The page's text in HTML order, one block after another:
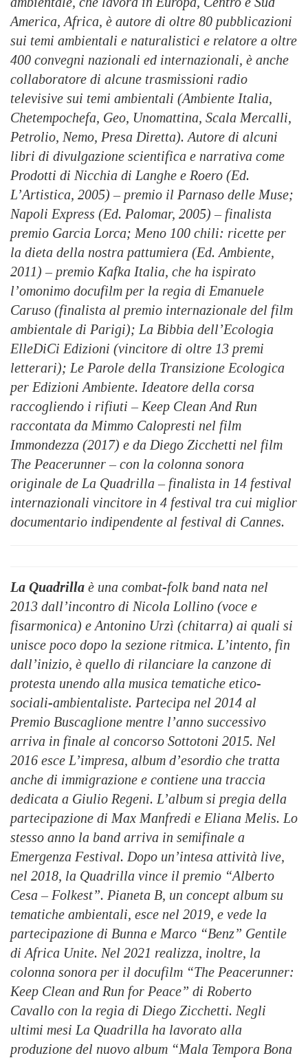
America, Africa, è autore di oltre 80 pubblicazioni
sui temi ambientali e naturalistici e relatore a oltre
400 convegni nazionali ed internazionali, è anche
collaboratore di alcune trasmissioni radio
televisive sui temi ambientali (Ambiente Italia,
Chetempochefa, Geo, Unomattina, Scala Mercalli,
Petrolio, Nemo, Presa Diretta). Autore di alcuni
libri di divulgazione scientifica e narrativa come
Prodotti di Nicchia di Langhe e Roero (Ed.
L’Artistica, 2005) – premio il Parnaso delle Muse;
Napoli Express (Ed. Palomar, 2005) – finalista
premio Garcia Lorca; Meno 100 chili: ricette per
la dieta della nostra pattumiera (Ed. Ambiente,
2011) – premio Kafka Italia, che ha ispirato
l’omonimo docufilm per la regia di Emanuele
Caruso (finalista al premio internazionale del film
ambientale di Parigi); La Bibbia dell’Ecologia
ElleDiCi Edizioni (vincitore di oltre 13 premi
letterari); Le Parole della Transizione Ecologica
per Edizioni Ambiente. Ideatore della corsa
raccogliendo i rifiuti – Keep Clean And Run
raccontata da Mimmo Calopresti nel film
Immondezza (2017) e da Diego Zicchetti nel film
The Peacerunner – con la colonna sonora
originale de La Quadrilla – finalista in 14 festival
internazionali vincitore in 4 festival tra cui miglior
documentario indipendente al festival di Cannes.
La Quadrilla è una combat-folk band nata nel
2013 dall’incontro di Nicola Lollino (voce e
fisarmonica) e Antonino Urzì (chitarra) ai quali si
unisce poco dopo la sezione ritmica. L’intento, fin
dall’inizio, è quello di rilanciare la canzone di
protesta unendo alla musica tematiche etico-
sociali-ambientaliste. Partecipa nel 2014 al
Premio Buscaglione mentre l’anno successivo
arriva in finale al concorso Sottotoni 2015. Nel
2016 esce L’impresa, album d’esordio che tratta
anche di immigrazione e contiene una traccia
dedicata a Giulio Regeni. L’album si pregia della
partecipazione di Max Manfredi e Eliana Melis. Lo
stesso anno la band arriva in semifinale a
Emergenza Festival. Dopo un’intesa attività live,
nel 2018, la Quadrilla vince il premio “Alberto
Cesa – Folkest”. Pianeta B, un concept album su
tematiche ambientali, esce nel 2019, e vede la
partecipazione di Bunna e Marco “Benz” Gentile
di Africa Unite. Nel 2021 realizza, inoltre, la
colonna sonora per il docufilm “The Peacerunner:
Keep Clean and Run for Peace” di Roberto
Cavallo con la regia di Diego Zicchetti. Negli
ultimi mesi La Quadrilla ha lavorato alla
produzione del nuovo album “Mala Tempora Bona